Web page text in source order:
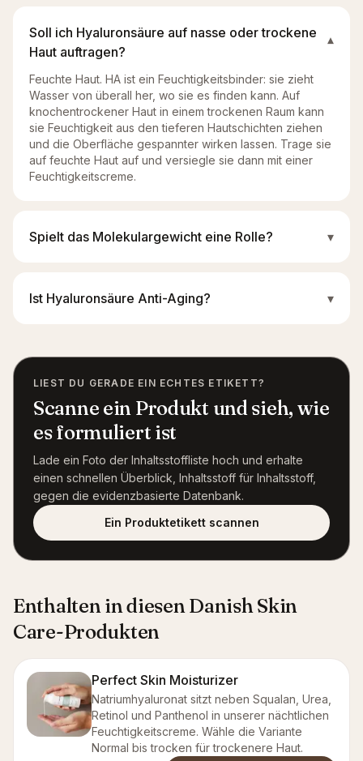
Soll ich Hyaluronsäure auf nasse oder trockene
Haut auftragen?
▾
Feuchte Haut. HA ist ein Feuchtigkeitsbinder: sie zieht
Wasser von überall her, wo sie es finden kann. Auf
knochentrockener Haut in einem trockenen Raum kann
sie Feuchtigkeit aus den tieferen Hautschichten ziehen
und die Oberfläche gespannter wirken lassen. Trage sie
auf feuchte Haut auf und versiegle sie dann mit einer
Feuchtigkeitscreme.
Spielt das Molekulargewicht eine Rolle? ▾
Ist Hyaluronsäure Anti-Aging? ▾
LIEST DU GERADE EIN ECHTES ETIKETT?
Scanne ein Produkt und sieh, wie
es formuliert ist
Lade ein Foto der Inhaltsstoffliste hoch und erhalte
einen schnellen Überblick, Inhaltsstoff für Inhaltsstoff,
gegen die evidenzbasierte Datenbank.
Ein Produktetikett scannen
Enthalten in diesen Danish Skin
Care-Produkten
Perfect Skin Moisturizer
Natriumhyaluronat sitzt neben Squalan, Urea,
Retinol und Panthenol in unserer nächtlichen
Feuchtigkeitscreme. Wähle die Variante
Normal bis trocken für trockenere Haut.